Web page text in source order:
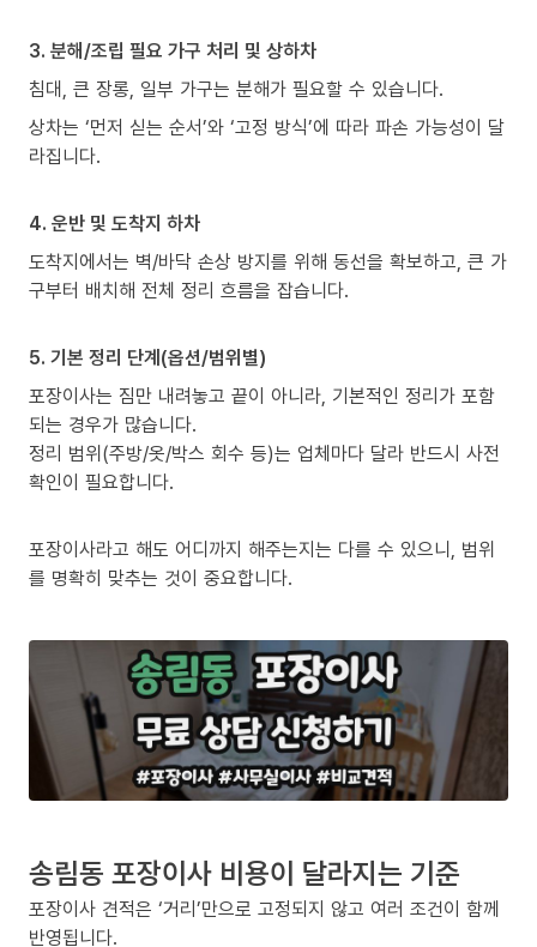
3. 분해/조립 필요 가구 처리 및 상하차
침대, 큰 장롱, 일부 가구는 분해가 필요할 수 있습니다.
상차는 ‘먼저 싣는 순서’와 ‘고정 방식’에 따라 파손 가능성이 달
라집니다.
4. 운반 및 도착지 하차
도착지에서는 벽/바닥 손상 방지를 위해 동선을 확보하고, 큰 가
구부터 배치해 전체 정리 흐름을 잡습니다.
5. 기본 정리 단계(옵션/범위별)
포장이사는 짐만 내려놓고 끝이 아니라, 기본적인 정리가 포함
되는 경우가 많습니다.
정리 범위(주방/옷/박스 회수 등)는 업체마다 달라 반드시 사전
확인이 필요합니다.
포장이사라고 해도 어디까지 해주는지는 다를 수 있으니, 범위
를 명확히 맞추는 것이 중요합니다.
송림동 포장이사 비용이 달라지는 기준
포장이사 견적은 ‘거리’만으로 고정되지 않고 여러 조건이 함께
반영됩니다.